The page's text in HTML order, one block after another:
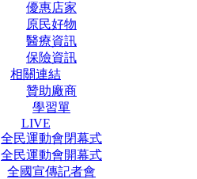
優惠店家
原民好物
醫療資訊
保險資訊
相關連結
贊助廠商
學習單
LIVE
全民運動會閉幕式
全民運動會開幕式
全國宣傳記者會